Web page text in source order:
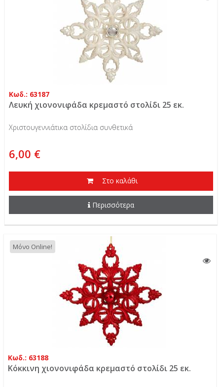
Κωδ.: 63187
Λευκή χιονονιφάδα κρεμαστό στολίδι 25 εκ.
Χριστουγεννιάτικα στολίδια συνθετικά
6,00 €
Στο καλάθι
Περισσότερα
Μόνο Online!
Κωδ.: 63188
Κόκκινη χιονονιφάδα κρεμαστό στολίδι 25 εκ.